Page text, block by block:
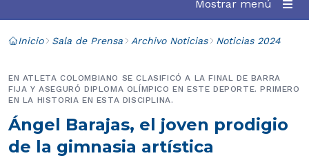
Mostrar menú
Inicio Sala de Prensa Archivo Noticias Noticias 2024
Ángel Barajas, el joven prodigio
de la gimnasia artística
EN ATLETA COLOMBIANO SE CLASIFICÓ A LA FINAL DE BARRA
FIJA Y ASEGURÓ DIPLOMA OLÍMPICO EN ESTE DEPORTE. PRIMERO
EN LA HISTORIA EN ESTA DISCIPLINA.